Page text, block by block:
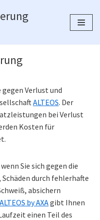
Verlust und
ALTEOS. Der
bei Verlust
Kosten für
Sie sich gegen die
durch fehlerhafte
absichern
ALTEOS by AXAgibt Ihnen
einen Teil des